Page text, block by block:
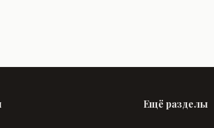
Ещё разделы